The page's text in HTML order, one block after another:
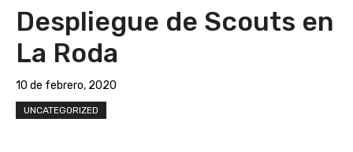
Despliegue de Scouts en
La Roda
10 de febrero, 2020
UNCATEGORIZED